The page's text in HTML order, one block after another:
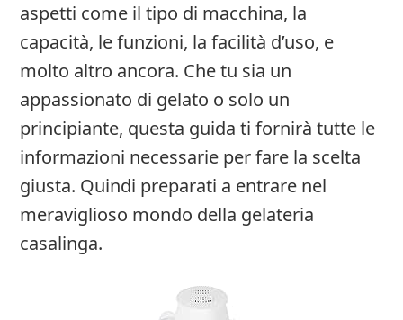
aspetti come il tipo di macchina, la
capacità, le funzioni, la facilità d’uso, e
molto altro ancora. Che tu sia un
appassionato di gelato o solo un
principiante, questa guida ti fornirà tutte le
informazioni necessarie per fare la scelta
giusta. Quindi preparati a entrare nel
meraviglioso mondo della gelateria
casalinga.